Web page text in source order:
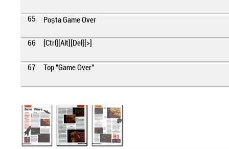
65 Poșta Game Over
66 [Ctrl][Alt][Del][>]
67 Top "Game Over"